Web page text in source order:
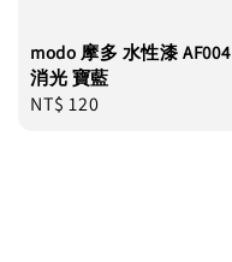
modo 摩多 水性漆 AF004
消光 寶藍
Regular
NT$ 120